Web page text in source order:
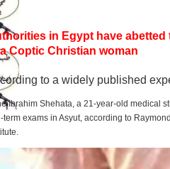
in Egypt have
Coptic Christian woman
to a widely published
Ibrahim Shehata, a 21-year-old medical
term exams in Asyut, according to